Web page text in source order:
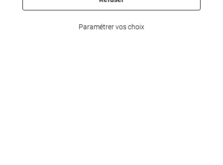
Paramétrer vos choix